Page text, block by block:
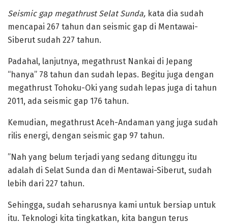
‎Seismic gap megathrust Selat Sunda, kata dia sudah
mencapai 267 tahun dan seismic gap di Mentawai-
Siberut sudah 227 tahun.
‎Padahal, lanjutnya, megathrust Nankai di Jepang
“hanya” 78 tahun dan sudah lepas. Begitu juga dengan
megathrust Tohoku-Oki yang sudah lepas juga di tahun
2011, ada seismic gap 176 tahun.
‎Kemudian, megathrust Aceh-Andaman yang juga sudah
rilis energi, dengan seismic gap 97 tahun.
‎”Nah yang belum terjadi yang sedang ditunggu itu
adalah di Selat Sunda dan di Mentawai-Siberut, sudah
lebih dari 227 tahun.
Sehingga, sudah seharusnya kami untuk bersiap untuk
itu. Teknologi kita tingkatkan, kita bangun terus